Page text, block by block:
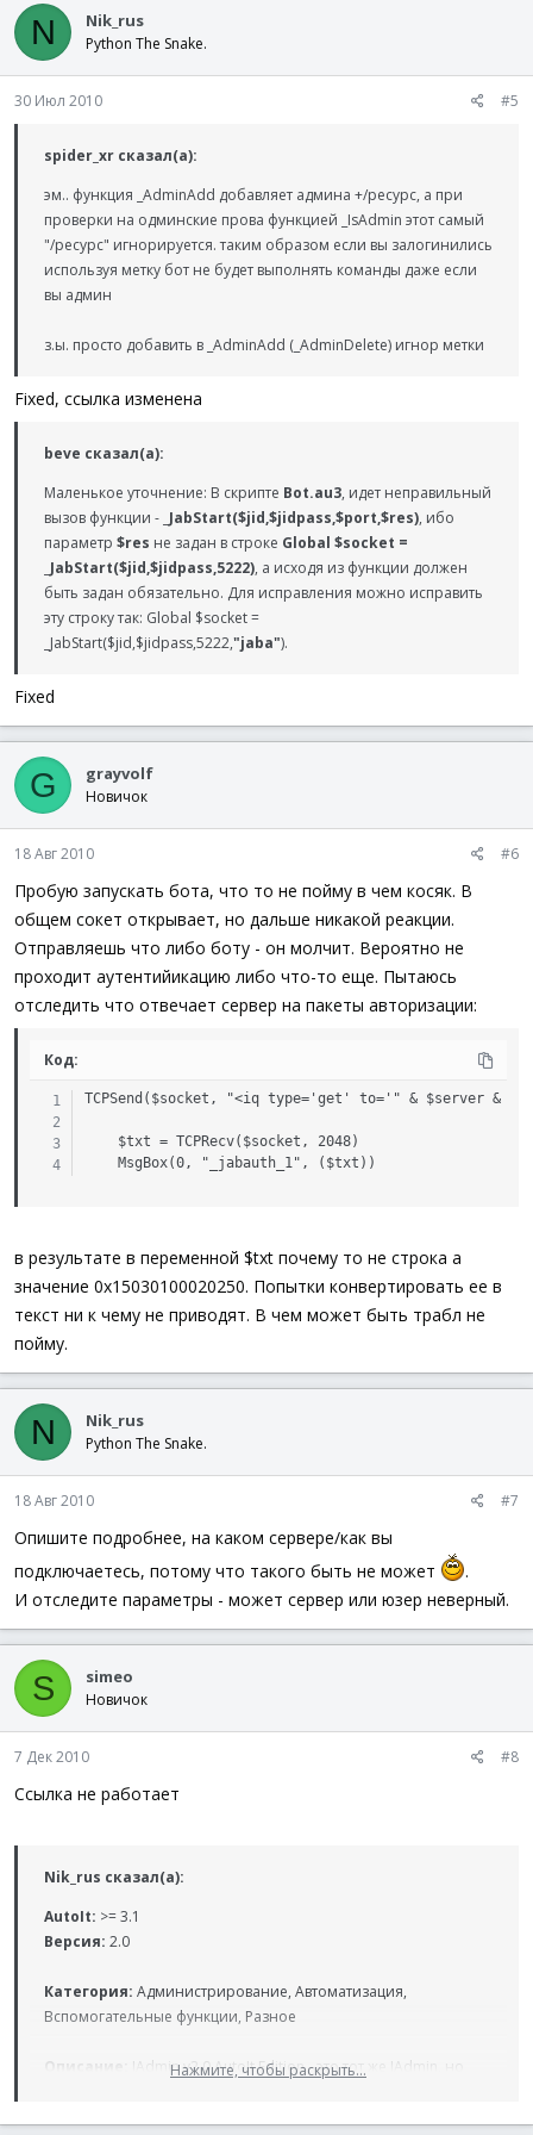
N Nik_rus
Python The Snake.
30 Июл 2010 #5
spider_xr сказал(а):
эм.. функция _AdminAdd добавляет админа +/ресурс, а при
проверки на одминские прова функцией _IsAdmin этот самый
"/ресурс" игнорируется. таким образом если вы залогинились
используя метку бот не будет выполнять команды даже если
вы админ
з.ы. просто добавить в _AdminAdd (_AdminDelete) игнор метки
Fixed, ссылка изменена
beve сказал(а):
Маленькое уточнение: В скрипте Bot.au3, идет неправильный
вызов функции - _JabStart($jid,$jidpass,$port,$res), ибо
параметр $res не задан в строке Global $socket =
_JabStart($jid,$jidpass,5222), а исходя из функции должен
быть задан обязательно. Для исправления можно исправить
эту строку так: Global $socket =
_JabStart($jid,$jidpass,5222,"jaba").
Fixed
G grayvolf
Новичок
18 Авг 2010 #6
Пробую запускать бота, что то не пойму в чем косяк. В
общем сокет открывает, но дальше никакой реакции.
Отправляешь что либо боту - он молчит. Вероятно не
проходит аутентийикацию либо что-то еще. Пытаюсь
отследить что отвечает сервер на пакеты авторизации:
Код:
TCPSend($socket, "<iq type='get' to='" & $server & "'
	MsgBox(0, "_jabauth_1", ($txt))
в результате в переменной $txt почему то не строка а
значение 0x15030100020250. Попытки конвертировать ее в
текст ни к чему не приводят. В чем может быть трабл не
пойму.
N Nik_rus
Python The Snake.
18 Авг 2010 #7
Опишите подробнее, на каком сервере/как вы
подключаетесь, потому что такого быть не может
.
И отследите параметры - может сервер или юзер неверный.
S simeo
Новичок
7 Дек 2010 #8
Ссылка не работает
Nik_rus сказал(а):
AutoIt: >= 3.1
Версия: 2.0
Категория: Администрирование, Автоматизация,
Вспомогательные функции, Разное
Описание:
JAdmin v2.0 AutoIt Edition - это тот же JAdmin, но
Нажмите, чтобы раскрыть...